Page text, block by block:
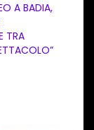
A BADIA,
TRA